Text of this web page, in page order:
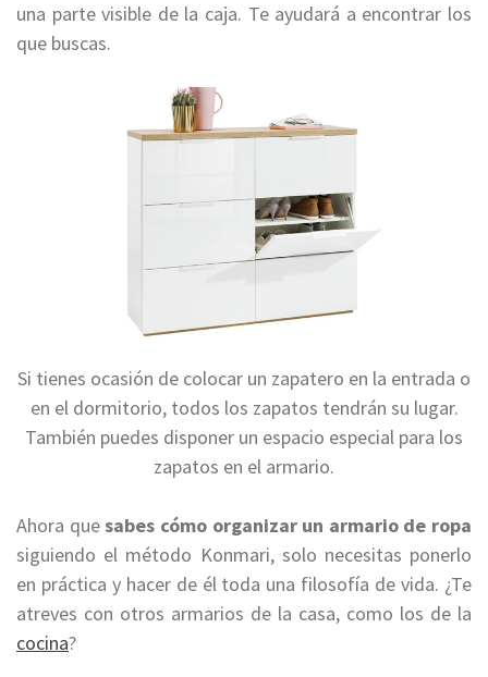
una parte visible de la caja. Te ayudará a encontrar los
que buscas.
Si tienes ocasión de colocar un zapatero en la entrada o
en el dormitorio, todos los zapatos tendrán su lugar.
También puedes disponer un espacio especial para los
zapatos en el armario.
Ahora quesabes cómo organizar un armario de ropa
siguiendo el método Konmari, solo necesitas ponerlo
en práctica y hacer de él toda una filosofía de vida. ¿Te
atreves con otros armarios de la casa, como los de la
cocina?